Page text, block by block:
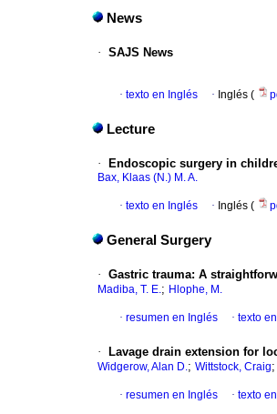
News
· SAJS News
· texto en Inglés · Inglés (
Lecture
· Endoscopic surgery in
Bax, Klaas (N.) M. A.
· texto en Inglés · Inglés (
General Surgery
· Gastric trauma: A
Madiba, T. E.; Hlophe, M.
· resumen en Inglés · texto
· Lavage drain extension for
Widgerow, Alan D.; Wittstock, Craig;
· resumen en Inglés · texto